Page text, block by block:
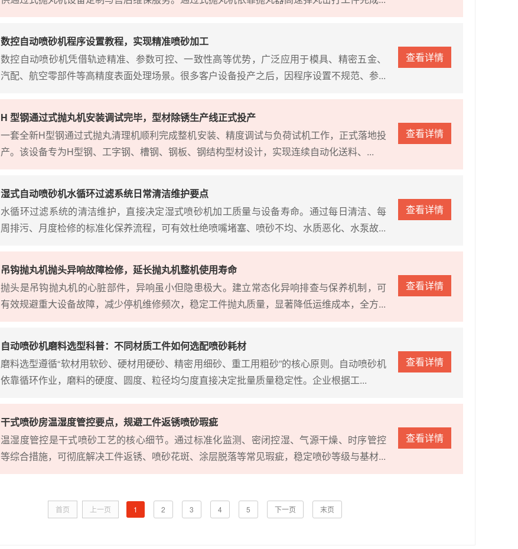
查看详情
数控自动喷砂机程序设置教程，实现精准喷砂加工
数控自动喷砂机凭借轨迹精准、参数可控、一致性高等优势，广泛应用于模具、精密五金、
汽配、航空零部件等高精度表面处理场景。很多客户设备投产之后，因程序设置不规范、参...
查看详情
H 型钢通过式抛丸机安装调试完毕，型材除锈生产线正式投产
一套全新H型钢通过式抛丸清理机顺利完成整机安装、精度调试与负荷试机工作，正式落地投
产。该设备专为H型钢、工字钢、槽钢、钢板、钢结构型材设计，实现连续自动化送料、...
查看详情
湿式自动喷砂机水循环过滤系统日常清洁维护要点
水循环过滤系统的清洁维护，直接决定湿式喷砂机加工质量与设备寿命。通过每日清洁、每
周排污、月度检修的标准化保养流程，可有效杜绝喷嘴堵塞、喷砂不均、水质恶化、水泵故...
查看详情
吊钩抛丸机抛头异响故障检修，延长抛丸机整机使用寿命
抛头是吊钩抛丸机的心脏部件，异响虽小但隐患极大。建立常态化异响排查与保养机制，可
有效规避重大设备故障，减少停机维修频次，稳定工件抛丸质量，显著降低运维成本，全方...
查看详情
自动喷砂机磨料选型科普：不同材质工件如何选配喷砂耗材
磨料选型遵循“软材用软砂、硬材用硬砂、精密用细砂、重工用粗砂”的核心原则。自动喷砂机
依靠循环作业，磨料的硬度、圆度、粒径均匀度直接决定批量质量稳定性。企业根据工...
查看详情
干式喷砂房温湿度管控要点，规避工件返锈喷砂瑕疵
温湿度管控是干式喷砂工艺的核心细节。通过标准化监测、密闭控湿、气源干燥、时序管控
等综合措施，可彻底解决工件返锈、喷砂花斑、涂层脱落等常见瑕疵，稳定喷砂等级与基材...
首页 上一页 1 2 3 4 5 下一页 末页